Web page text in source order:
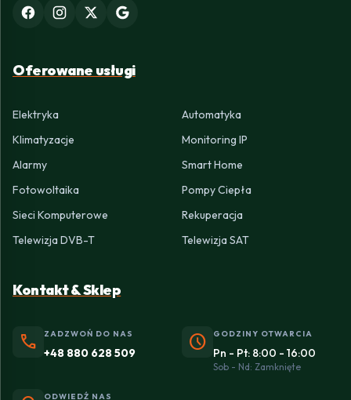
Oferowane usługi
Elektryka
Automatyka
Klimatyzacje
Monitoring IP
Alarmy
Smart Home
Fotowoltaika
Pompy Ciepła
Sieci Komputerowe
Rekuperacja
Telewizja DVB-T
Telewizja SAT
Kontakt & Sklep
phone ZADZWOŃ DO NAS
+48 880 628 509 schedule GODZINY OTWARCIA
Pn - Pt: 8:00 - 16:00
Sob - Nd: Zamknięte
ODWIEDŹ NAS